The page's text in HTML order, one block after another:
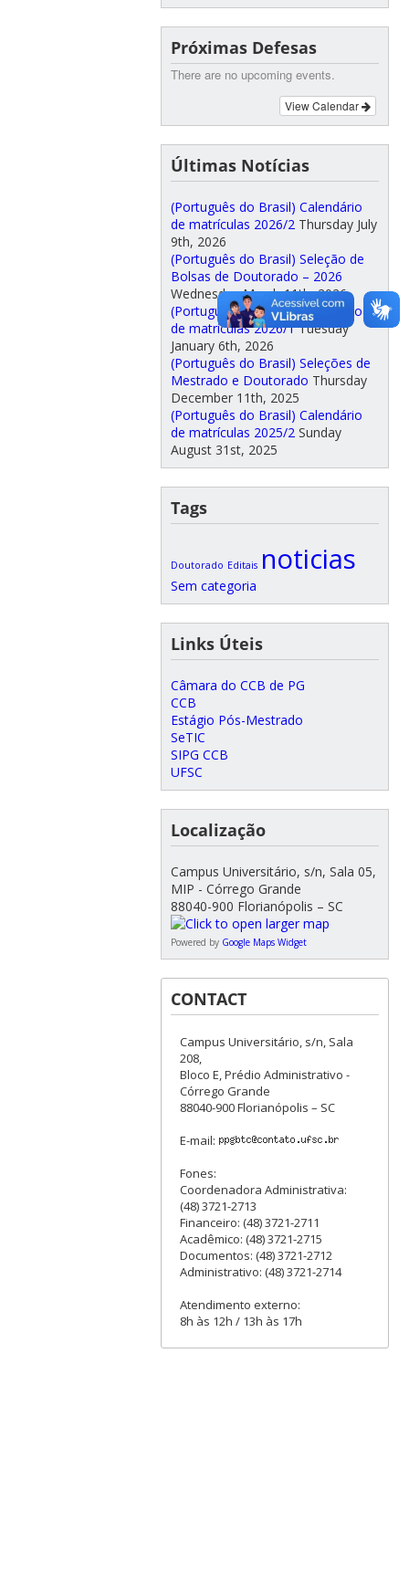
Próximas Defesas
There are no upcoming events.
View Calendar
Últimas Notícias
(Português do Brasil) Calendário
de matrículas 2026/2 Thursday July
9th, 2026
(Português do Brasil) Seleção de
Bolsas de Doutorado – 2026
Wednesday March 11th, 2026
(Português do Brasil) Calendário
de matrículas 2026/1 Tuesday
January 6th, 2026
(Português do Brasil) Seleções de
Mestrado e Doutorado Thursday
December 11th, 2025
(Português do Brasil) Calendário
de matrículas 2025/2 Sunday
August 31st, 2025
Tags
Doutorado Editais noticias
Sem categoria
Links Úteis
Câmara do CCB de PG
CCB
Estágio Pós-Mestrado
SeTIC
SIPG CCB
UFSC
Localização
Campus Universitário, s/n, Sala 05,
MIP - Córrego Grande
88040-900 Florianópolis – SC
Powered by Google Maps Widget
CONTACT
Campus Universitário, s/n, Sala
208,
Bloco E, Prédio Administrativo -
Córrego Grande
88040-900 Florianópolis – SC
E-mail:
Fones:
Coordenadora Administrativa:
(48) 3721-2713
Financeiro: (48) 3721-2711
Acadêmico: (48) 3721-2715
Documentos: (48) 3721-2712
Administrativo: (48) 3721-2714
Atendimento externo:
8h às 12h / 13h às 17h